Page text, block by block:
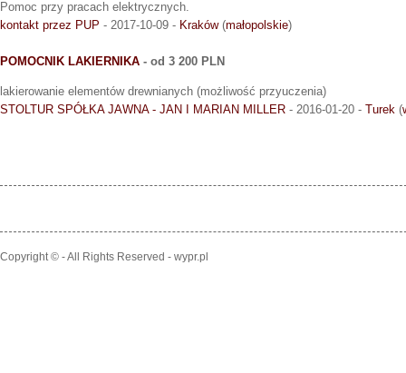
Pomoc przy pracach elektrycznych.
kontakt przez PUP - 2017-10-09 - Kraków(małopolskie)
POMOCNIK LAKIERNIKA - od 3 200 PLN
lakierowanie elementów drewnianych (możliwość przyuczenia)
STOLTUR SPÓŁKA JAWNA - JAN I MARIAN MILLER - 2016-01-20 - Turek (
Copyright © - All Rights Reserved - wypr.pl